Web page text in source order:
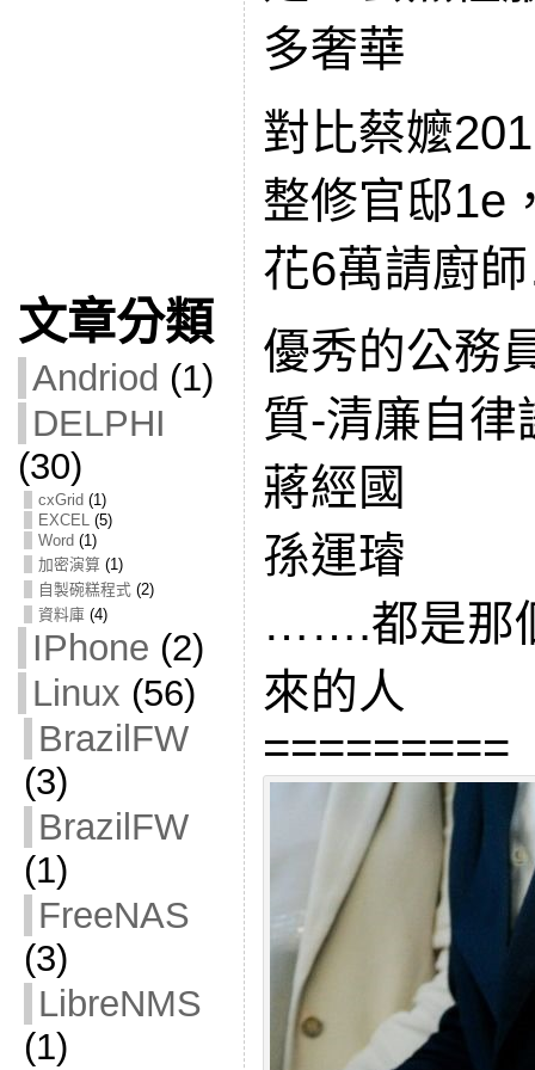
文章分類
Andriod (1)
DELPHI
(30)
cxGrid (1)
EXCEL(5)
Word (1)
加密演算(1)
自製碗糕程式(2)
資料庫(4)
IPhone (2)
Linux (56)
BrazilFW
(3)
BrazilFW
(1)
FreeNAS
(3)
LibreNMS
(1)
多奢華
對比蔡嬤
整修官邸1e
花6萬請廚
優秀的公務
質-清廉自律
蔣經國
孫運璿
…….都是那
來的人
=========